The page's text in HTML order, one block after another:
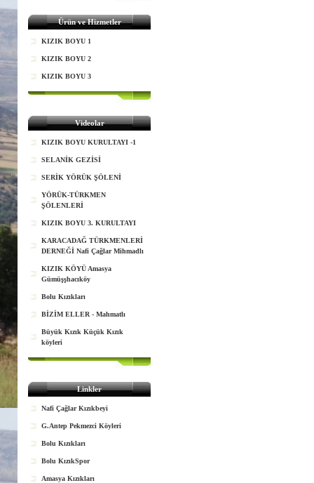
Ürün ve Hizmetler
KIZIK BOYU 1
KIZIK BOYU 2
KIZIK BOYU 3
Videolar
KIZIK BOYU KURULTAYI -1
SELANİK GEZİSİ
SERİK YÖRÜK ŞÖLENİ
YÖRÜK-TÜRKMEN
ŞÖLENLERİ
KIZIK BOYU 3. KURULTAYI
KARACADAĞ TÜRKMENLERİ
DERNEĞİ Nafi Çağlar Mihmadlı
KIZIK KÖYÜ Amasya
Gümüşşhacıköy
Bolu Kızıkları
BİZİM ELLER - Mahmatlı
Büyük Kızık Küçük Kızık
köyleri
Linkler
Nafi Çağlar Kızıkbeyi
G.Antep Pekmezci Köyleri
Bolu Kızıkları
Bolu KızıkSpor
Amasya Kızıkları